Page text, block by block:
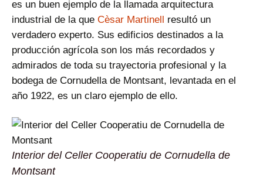
es un buen ejemplo de la llamada arquitectura
industrial de la que Cèsar Martinell resultó un
verdadero experto. Sus edificios destinados a la
producción agrícola son los más recordados y
admirados de toda su trayectoria profesional y la
bodega de Cornudella de Montsant, levantada en el
año 1922, es un claro ejemplo de ello.
Interior del Celler Cooperatiu de Cornudella de
Montsant